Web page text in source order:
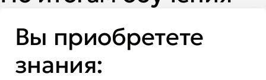
Вы приобретете
знания: